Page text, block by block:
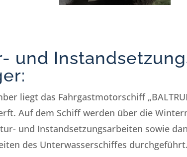
und
liegt das Fahrgastmotorschiff
Auf dem Schiff werden über die
und Instandsetzungsarbeiten sowie
des Unterwasserschiffes durchgeführt.